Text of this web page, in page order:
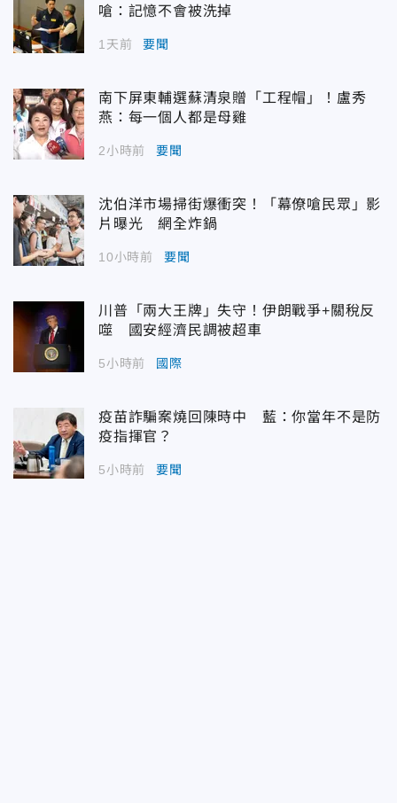
嗆：記憶不會被洗掉
1天前 要聞
南下屏東輔選蘇清泉贈「工程帽」！盧秀
燕：每一個人都是母雞
2小時前 要聞
沈伯洋市場掃街爆衝突！「幕僚嗆民眾」影
片曝光 網全炸鍋
10小時前 要聞
川普「兩大王牌」失守！伊朗戰爭+關稅反
噬 國安經濟民調被超車
5小時前 國際
疫苗詐騙案燒回陳時中 藍：你當年不是防
疫指揮官？
5小時前 要聞